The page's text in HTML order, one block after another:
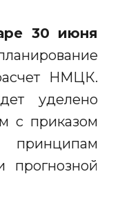
30 июня
НМЦК.
уделено
с приказом
прогнозной